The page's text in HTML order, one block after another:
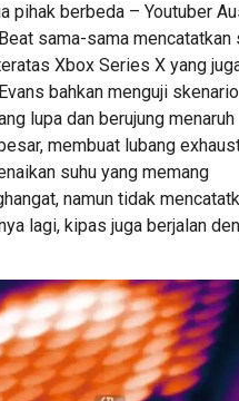
pihak berbeda – Youtuber
sama-sama mencatatkan
Xbox Series X yang
bahkan menguji skenario
lupa dan berujung menaruh
membuat lubang
suhu yang memang
namun tidak
lagi, kipas juga berjalan